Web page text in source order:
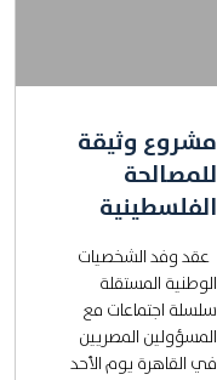
مشروع وثيقة
للمصالحة
الفلسطينية
عقد وفد الشخصيات
الوطنية المستقلة
سلسلة اجتماعات مع
المسؤولين المصريين
في القاهرة يوم الأحد